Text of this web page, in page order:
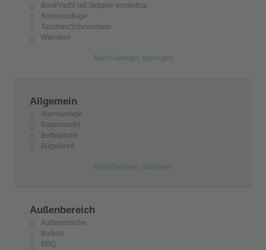
Boot/Yacht mit Skipper anmietbar
Bootsausflüge
Tauchen/Schnorcheln
Wandern
Mehr/weniger anzeigen
Allgemein
Alarmanlage
Bademantel
Bettwäsche
Bügelbrett
Mehr/weniger anzeigen
Außenbereich
Außendusche
Balkon
BBQ